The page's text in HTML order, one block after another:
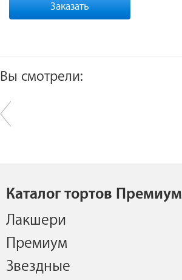
Заказать
Вы смотрели:
Каталог тортов Премиум
Лакшери
Премиум
Звездные